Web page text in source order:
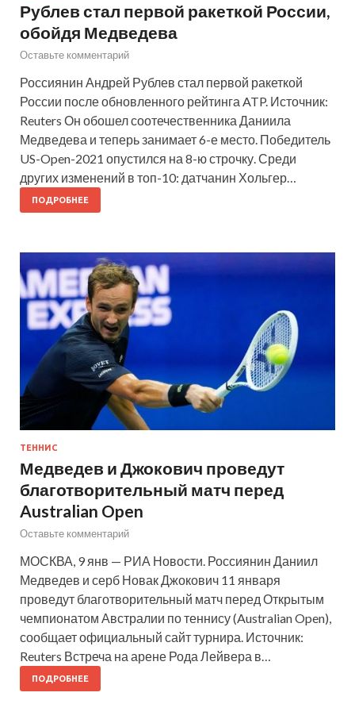
Рублев стал первой ракеткой России,
обойдя Медведева
Оставьте комментарий
Россиянин Андрей Рублев стал первой ракеткой
России после обновленного рейтинга ATP. Источник:
Reuters Он обошел соотечественника Даниила
Медведева и теперь занимает 6-е место. Победитель
US-Open-2021 опустился на 8-ю строчку. Среди
других изменений в топ-10: датчанин Хольгер…
ПОДРОБНЕЕ
ТЕННИС
Медведев и Джокович проведут
благотворительный матч перед
Australian Open
Оставьте комментарий
МОСКВА, 9 янв — РИА Новости. Россиянин Даниил
Медведев и серб Новак Джокович 11 января
проведут благотворительный матч перед Открытым
чемпионатом Австралии по теннису (Australian Open),
сообщает официальный сайт турнира. Источник:
Reuters Встреча на арене Рода Лейвера в…
ПОДРОБНЕЕ